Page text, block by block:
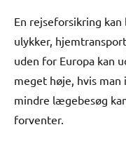
En rejseforsikring
ulykker,
uden for Europa kan
meget høje, hvis
mindre lægebesøg
forventer.